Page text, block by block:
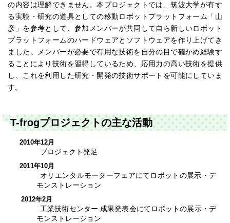
の内容は理解できません。本プロジェクトでは、筑波大学が有す
る実験・研究の道具としての移動ロボットプラットフォーム「山
彦」を参考として、参加メンバーが共同して自ら新しいロボット
プラットフォームのハードウェアとソフトウェアを作り上げてき
ました。メンバーが必要で有用な技術を自分の目で確かめ経験す
ることにより技術を習得しているため、応用力の高い技術を提供
し、これを利用した研究・開発の技術サポートを可能にしていま
す。
T-frogプロジェクトの主な活動
2010年12月
プロジェクト発足
2011年10月
オリエンタルモーターフェアにてロボットの展示・デ
モンストレーション
2012年2月
工業技術センター 成果発表会にてロボットの展示・デ
モンストレーション